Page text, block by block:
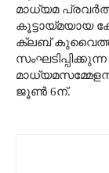
മാധ്യമ
കൂട്ടായ്മയായ
ക്ലബ്
സംഘടിപ്പിക്കുന്ന
ജൂൺ 6ന്.